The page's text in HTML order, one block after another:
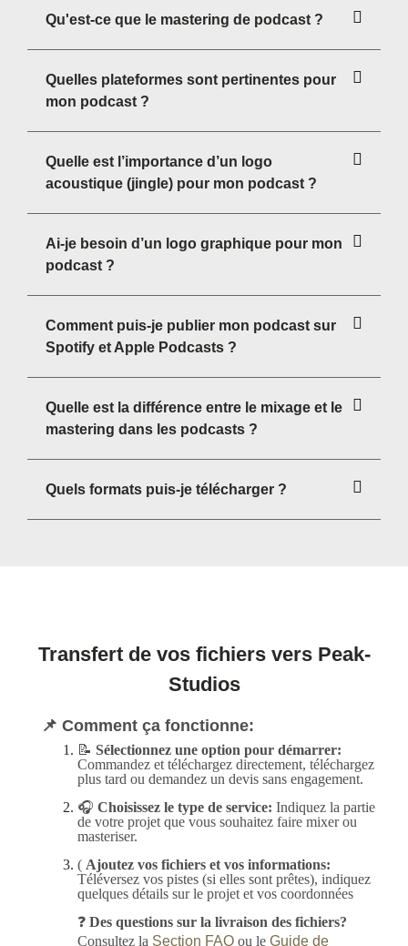
Qu'est-ce que le mastering de podcast ?
Quelles plateformes sont pertinentes pour
mon podcast ?
Quelle est l’importance d’un logo
acoustique (jingle) pour mon podcast ?
Ai-je besoin d’un logo graphique pour mon
podcast ?
Comment puis-je publier mon podcast sur
Spotify et Apple Podcasts ?
Quelle est la différence entre le mixage et le
mastering dans les podcasts ?
Quels formats puis-je télécharger ?
Transfert de vos fichiers vers Peak-
Studios
📌 Comment ça fonctionne:
📝 Sélectionnez une option pour démarrer:
Commandez et téléchargez directement, téléchargez
plus tard ou demandez un devis sans engagement.
🎧 Choisissez le type de service: Indiquez la partie
de votre projet que vous souhaitez faire mixer ou
masteriser.
( Ajoutez vos fichiers et vos informations:
Téléversez vos pistes (si elles sont prêtes), indiquez
quelques détails sur le projet et vos coordonnées
❓ Des questions sur la livraison des fichiers?
Consultez la Section FAQ ou le Guide de